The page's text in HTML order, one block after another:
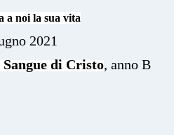
a noi la sua vita
2021
di Cristo, anno B